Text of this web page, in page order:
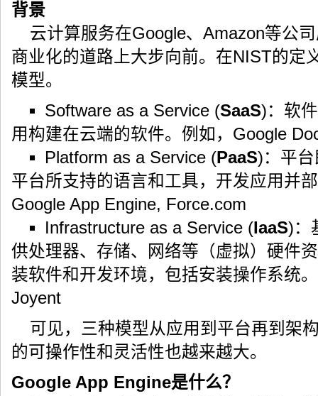
背景
云计算服务在Google、Amazon等公
商业化的道路上大步向前。在NIST的定
模型。
Software as a Service (SaaS)：软
用构建在云端的软件。例如，Google
Platform as a Service (PaaS)：平
平台所支持的语言和工具，开发应用并
Google App Engine, Force.com
Infrastructure as a Service (IaaS)：
供处理器、存储、网络等（虚拟）硬件
装软件和开发环境，包括安装操作系统
Joyent
可见，三种模型从应用到平台再到架
的可操作性和灵活性也越来越大。
Google App Engine是什么？